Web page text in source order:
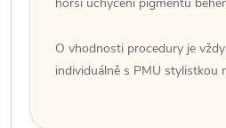
horší uchycení pigmentu
O vhodnosti procedury je
individuálně s PMU stylistkou